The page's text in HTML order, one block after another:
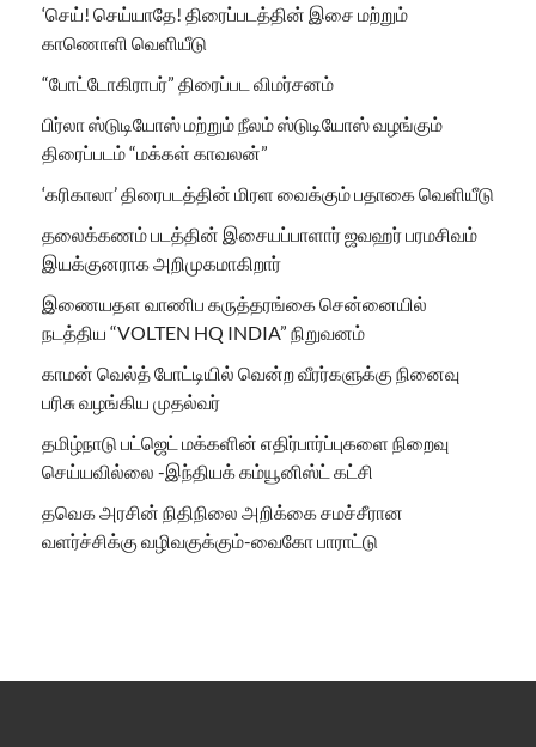
‘செய்! செய்யாதே! திரைப்படத்தின் இசை மற்றும்
காணொளி வெளியீடு
“போட்டோகிராபர்” திரைப்பட விமர்சனம்
பிர்லா ஸ்டுடியோஸ் மற்றும் நீலம் ஸ்டுடியோஸ் வழங்கும்
திரைப்படம் “மக்கள் காவலன்”
‘கரிகாலா’ திரைபடத்தின் மிரள வைக்கும் பதாகை வெளியீடு
தலைக்கணம் படத்தின் இசையப்பாளார் ஜவஹர் பரமசிவம்
இயக்குனராக அறிமுகமாகிறார்
இணையதள வாணிப கருத்தரங்கை சென்னையில்
நடத்திய “VOLTEN HQ INDIA” நிறுவனம்
காமன் வெல்த் போட்டியில் வென்ற வீரர்களுக்கு நினைவு
பரிசு வழங்கிய முதல்வர்
தமிழ்நாடு பட்ஜெட் மக்களின் எதிர்பார்ப்புகளை நிறைவு
செய்யவில்லை -இந்தியக் கம்யூனிஸ்ட் கட்சி
தவெக அரசின் நிதிநிலை அறிக்கை சமச்சீரான
வளர்ச்சிக்கு வழிவகுக்கும்-வைகோ பாராட்டு